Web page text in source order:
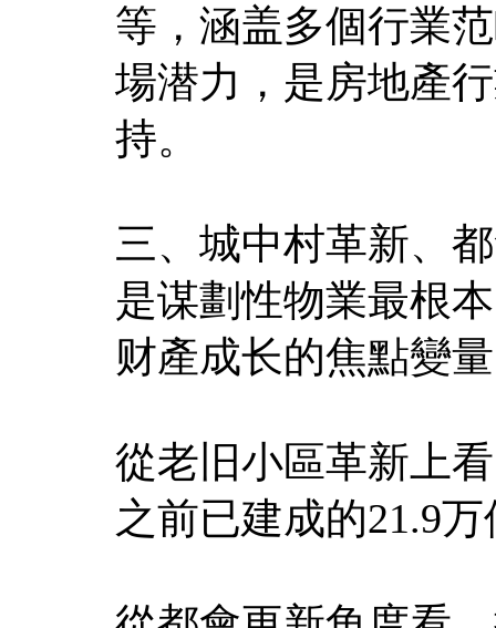
等，涵盖多個行業
場潜力，是房地產
持。
三、城中村革新、
是谋劃性物業最根
财產成长的焦點變量
從老旧小區革新上
之前已建成的21.9